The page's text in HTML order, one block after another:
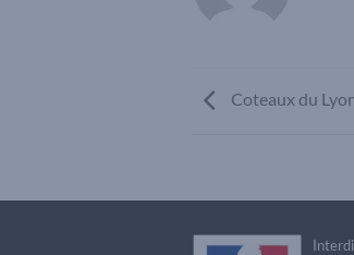
Coteaux du